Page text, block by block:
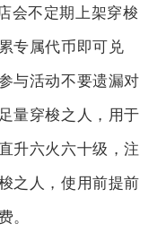
会不定期上架穿梭
专属代币即可兑
与活动不要遗漏对
量穿梭之人，用于
升六火六十级，注
之人，使用前提前
。